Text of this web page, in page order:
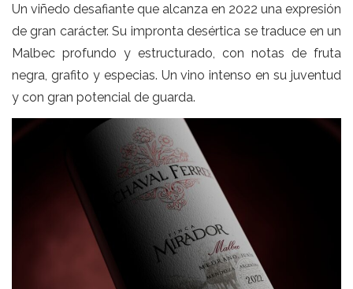
Un viñedo desafiante que alcanza en 2022 una expresión
de gran carácter. Su impronta desértica se traduce en un
Malbec profundo y estructurado, con notas de fruta
negra, grafito y especias. Un vino intenso en su juventud
y con gran potencial de guarda.